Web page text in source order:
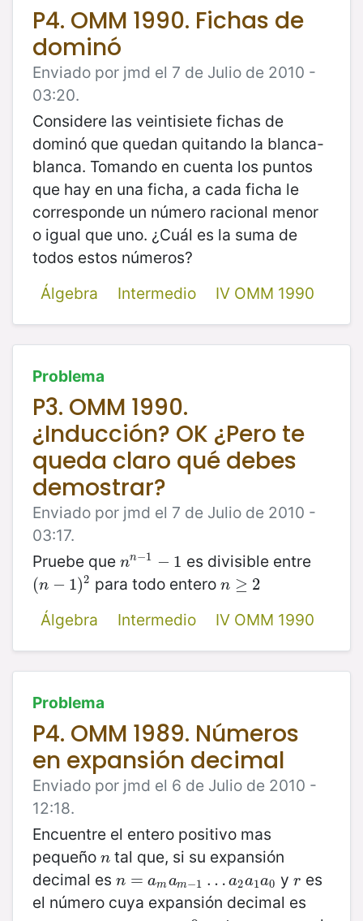
P4. OMM 1990. Fichas de
dominó
Enviado por jmd el 7 de Julio de 2010 -
03:20.
Considere las veintisiete fichas de
dominó que quedan quitando la blanca-
blanca. Tomando en cuenta los puntos
que hay en una ficha, a cada ficha le
corresponde un número racional menor
o igual que uno. ¿Cuál es la suma de
todos estos números?
Álgebra
Intermedio IV OMM 1990
Problema
P3. OMM 1990.
¿Inducción? OK ¿Pero te
queda claro qué debes
demostrar?
Enviado por jmd el 7 de Julio de 2010 -
03:17.
Pruebe que nn−1 − 1
nn−1 −1
es divisible entre
(n − 1)2
(n−1 )2 para todo entero n ≥ 2
n≥2
Álgebra
Intermedio IV OMM 1990
Problema
P4. OMM 1989. Números
en expansión decimal
Enviado por jmd el 6 de Julio de 2010 -
12:18.
Encuentre el entero positivo mas
pequeño n
n tal que, si su expansión
decimal es n = amam−1 … a2a1a0
n=a mam−1… a 2a1a0 yr
r es
el número cuya expansión decimal es